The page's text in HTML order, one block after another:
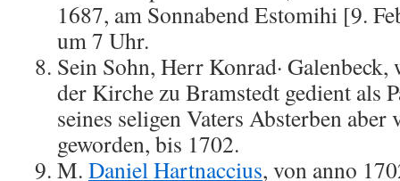
1687, am Sonnabend Estomihi [9.
um 7 Uhr.
Sein Sohn, Herr Konrad· Galenbeck,
der Kirche zu Bramstedt gedient als
seines seligen Vaters Absterben aber
geworden, bis 1702.
M. Daniel Hartnaccius, von anno